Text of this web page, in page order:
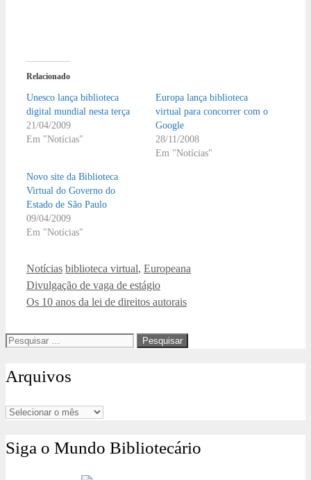
Relacionado
Unesco lança biblioteca
digital mundial nesta terça
21/04/2009
Em "Notícias"
Europa lança biblioteca
virtual para concorrer com o
Google
28/11/2008
Em "Notícias"
Novo site da Biblioteca
Virtual do Governo do
Estado de São Paulo
09/04/2009
Em "Notícias"
Categorias
Notícias Tags
biblioteca virtual, Europeana
Divulgação de vaga de estágio
Os 10 anos da lei de direitos autorais
Pesquisar
Arquivos
Arquivos
Siga o Mundo Bibliotecário